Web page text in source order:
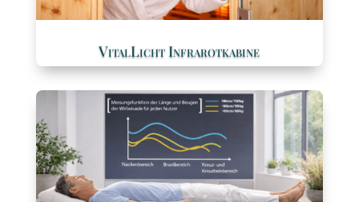
VitalLicht Infrarotkabine